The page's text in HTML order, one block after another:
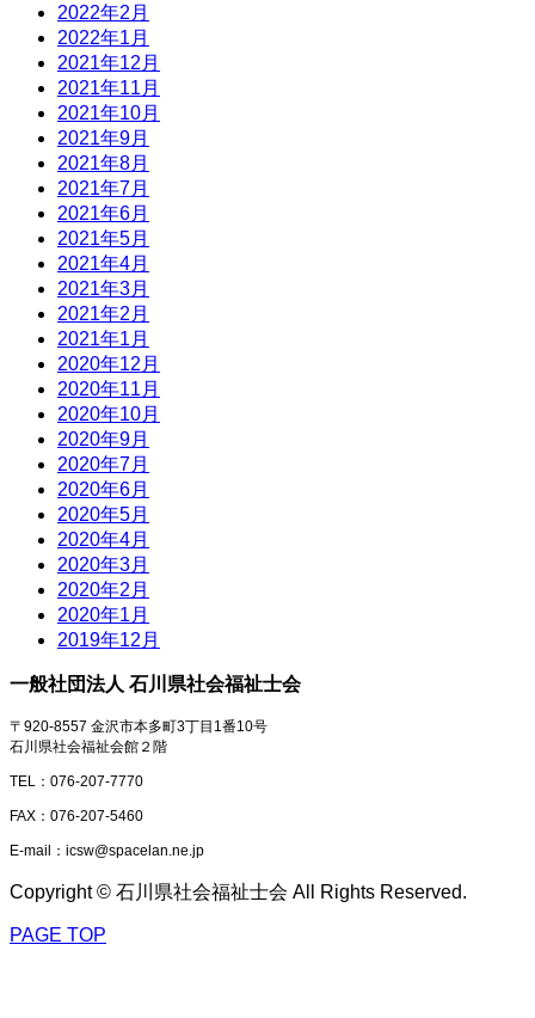
2022年2月
2022年1月
2021年12月
2021年11月
2021年10月
2021年9月
2021年8月
2021年7月
2021年6月
2021年5月
2021年4月
2021年3月
2021年2月
2021年1月
2020年12月
2020年11月
2020年10月
2020年9月
2020年7月
2020年6月
2020年5月
2020年4月
2020年3月
2020年2月
2020年1月
2019年12月
一般社団法人 石川県社会福祉士会
〒920-8557 金沢市本多町3丁目1番10号
石川県社会福祉会館２階
TEL：076-207-7770
FAX：076-207-5460
E-mail：icsw@spacelan.ne.jp
Copyright © 石川県社会福祉士会 All Rights Reserved.
PAGE TOP